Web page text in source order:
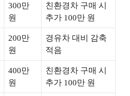
300만
원
친환경차 구매 시
추가 100만 원
200만
원
경유차 대비 감축
적음
400만
원
친환경차 구매 시
추가 100만 원